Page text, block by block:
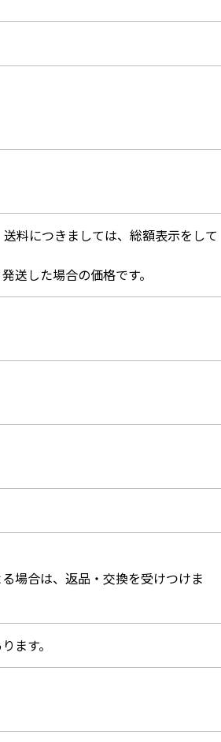
料につきましては、総額表示をして
送した場合の価格です。
場合は、返品・交換を受けつけま
ます。